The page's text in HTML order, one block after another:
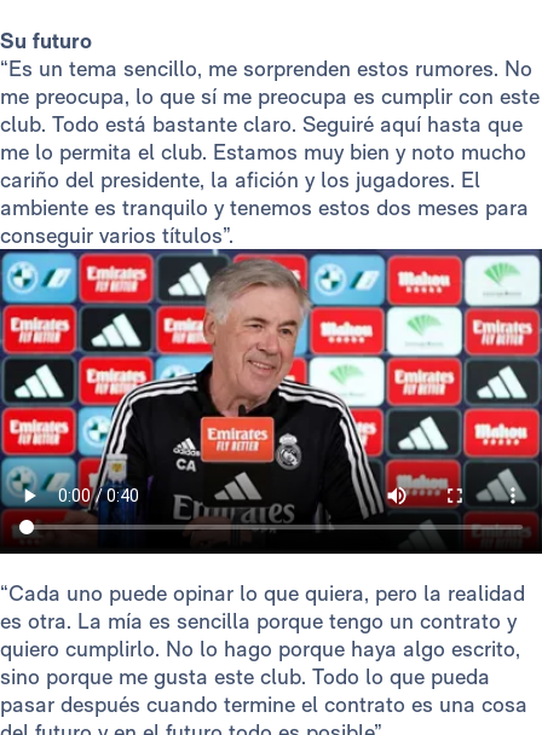
Su futuro
“Es un tema sencillo, me sorprenden estos rumores. No
me preocupa, lo que sí me preocupa es cumplir con este
club. Todo está bastante claro. Seguiré aquí hasta que
me lo permita el club. Estamos muy bien y noto mucho
cariño del presidente, la afición y los jugadores. El
ambiente es tranquilo y tenemos estos dos meses para
conseguir varios títulos”.
“Cada uno puede opinar lo que quiera, pero la realidad
es otra. La mía es sencilla porque tengo un contrato y
quiero cumplirlo. No lo hago porque haya algo escrito,
sino porque me gusta este club. Todo lo que pueda
pasar después cuando termine el contrato es una cosa